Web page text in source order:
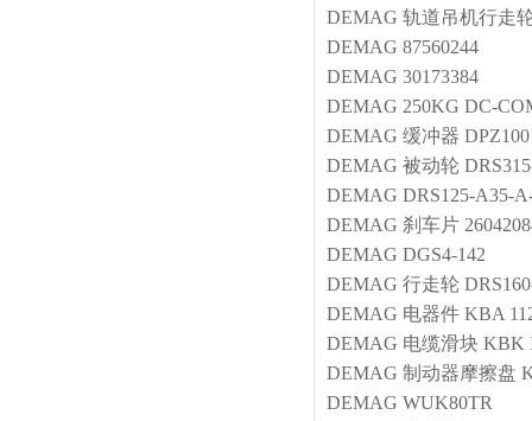
DEMAG 轨道吊机行走
DEMAG 87560244
DEMAG 30173384
DEMAG 250KG DC-
DEMAG 缓冲器 DPZ100
DEMAG 被动轮
DEMAG DRS125-A35-
DEMAG 刹车片
DEMAG DGS4-142
DEMAG 行走轮
DEMAG 电器件 KBA
DEMAG 电缆滑块 KBK
DEMAG 制动器摩擦盘
DEMAG WUK80TR